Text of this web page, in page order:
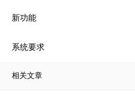
新功能
系统要求
相关文章